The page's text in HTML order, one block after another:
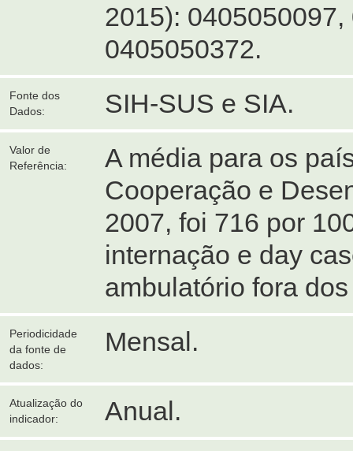
2015):
0405050372.
Fonte dos
Dados:
SIH-SUS e SIA.
Valor de
Referência:
A média para os
Cooperação e
2007, foi 716 por
internação e day
ambulatório fora
Periodicidade
da fonte de
dados:
Mensal.
Atualização do
indicador:
Anual.